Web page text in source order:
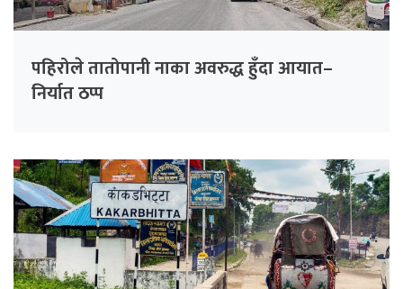
पहिरोले तातोपानी नाका अवरुद्ध हुँदा आयात–
निर्यात ठप्प